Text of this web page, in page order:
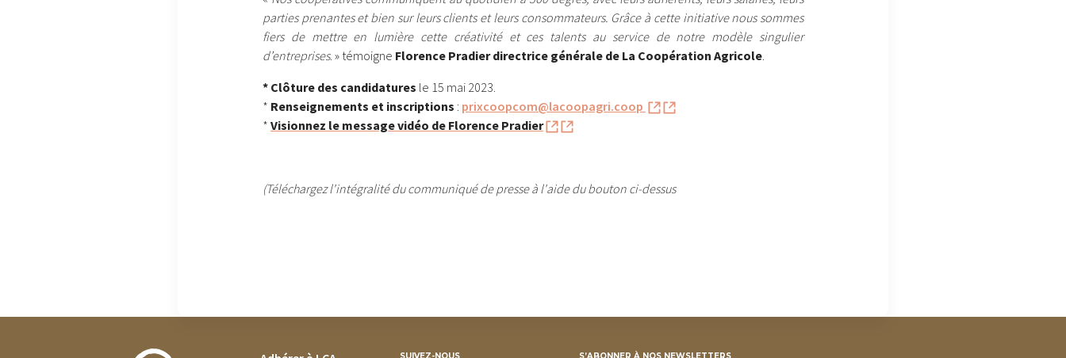
parties prenantes et bien sur leurs clients et leurs consommateurs. Grâce à cette initiative nous sommes
fiers de mettre en lumière cette créativité et ces talents au service de notre modèle singulier
d’entreprises. » témoigne Florence Pradier directrice générale de La Coopération Agricole
* Clôture des candidatures le 15 mai 2023.
* Renseignements et inscriptions : prixcoopcom@lacoopagri.coop
* Visionnez le message vidéo de Florence Pradier
(Téléchargez l'intégralité du communiqué de presse à l'aide du bouton ci-dessus
FOOTER MENU SUIVEZ-NOUS S’ABONNER À NOS NEWSLETTERS